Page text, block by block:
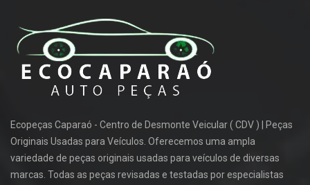
Ecopeças Caparaó - Centro de Desmonte Veicular ( CDV ) | Peças
Originais Usadas para Veículos. Oferecemos uma ampla
variedade de peças originais usadas para veículos de diversas
marcas. Todas as peças revisadas e testadas por especialistas